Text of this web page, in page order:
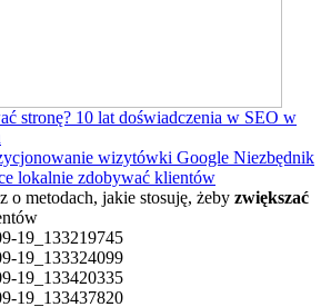
stronę? 10 lat doświadczenia w SEO w
wizytówki Google Niezbędnik
lokalnie zdobywać klientów
o metodach, jakie stosuję, żeby zwiększać